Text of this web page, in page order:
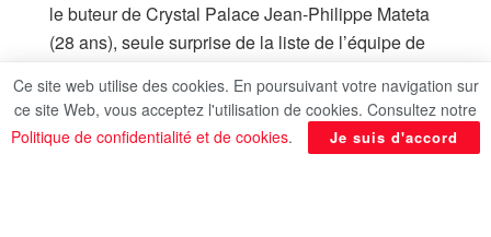
le buteur de Crystal Palace Jean-Philippe Mateta
(28 ans), seule surprise de la liste de l’équipe de
l’Azerbaïdjan et l’Islande, selon l’AFP.
Privé d’Ousmane Dembélé, Désiré Doué et
Ce site web utilise des cookies. En poursuivant votre navigation sur
ce site Web, vous acceptez l'utilisation de cookies. Consultez notre
Politique de confidentialité et de cookies. Je suis d'accord